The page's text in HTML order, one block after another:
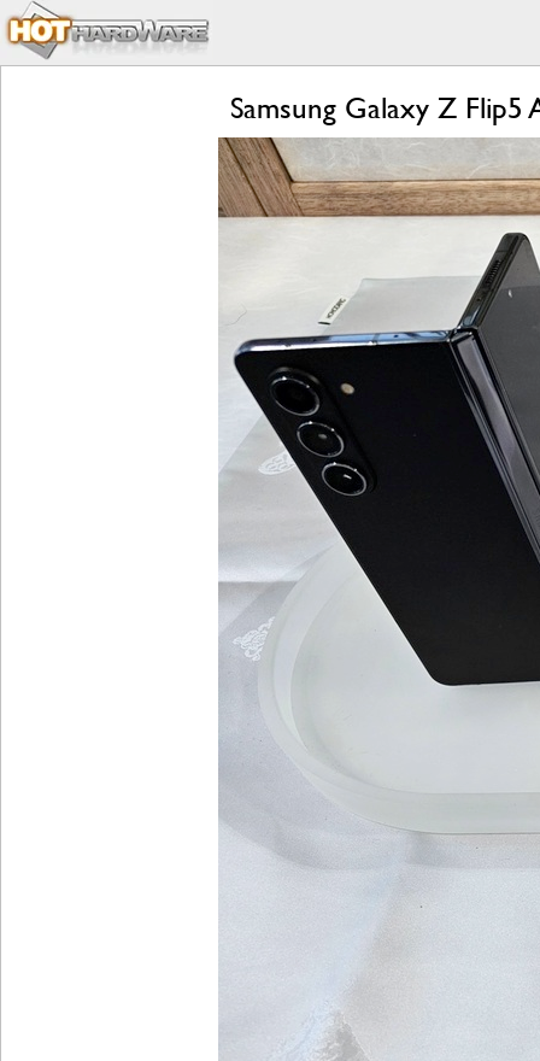
Samsung Galaxy Z Flip5